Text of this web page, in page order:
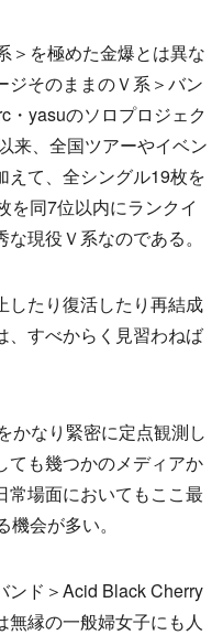
を極めた金爆とは異な
ジそのままのＶ系＞バン
・yasuのソロプロジェク
来、全国ツアーやイベン
えて、全シングル19枚を
を同7位以内にランクイ
現役Ｖ系なのである。
たり復活したり再結成
、すべからく見習わねば
かなり緊密に定点観測し
ても幾つかのメディアか
常場面においてもここ最
会が多い。
ド＞Acid Black Cherry
無縁の一般婦女子にも人